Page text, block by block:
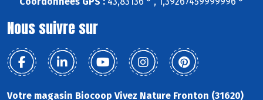
Nous suivre sur
Votre magasin Biocoop Vivez Nature Fronton (31620)